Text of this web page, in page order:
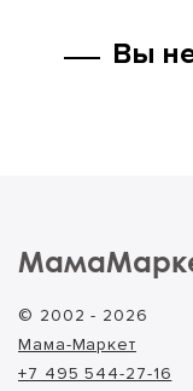
Вы
© 2002 - 2026
Мама-Маркет
+7 495 544-27-16